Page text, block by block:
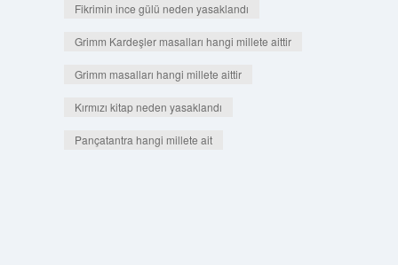
Fikrimin ince gülü neden yasaklandı
Grimm Kardeşler masalları hangi millete aittir
Grimm masalları hangi millete aittir
Kırmızı kitap neden yasaklandı
Pançatantra hangi millete ait